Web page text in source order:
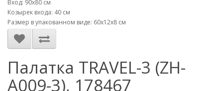
Вход: 90х80 см
Козырек входа: 40 см
Размер в упакованном виде: 60х12х8 см
Палатка TRAVEL-3 (ZH-
A009-3), 178467